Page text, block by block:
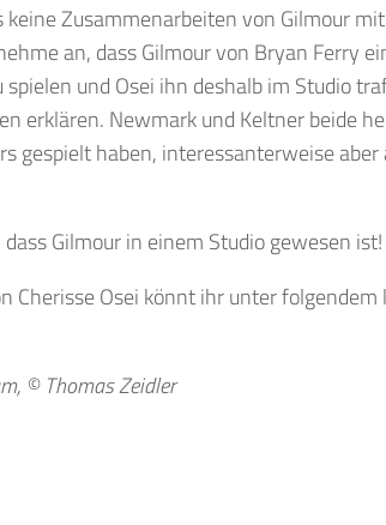
Zusammenarbeiten von Gilmour
an, dass Gilmour von Bryan Ferry
und Osei ihn deshalb im Studio
erklären. Newmark und Keltner beide
gespielt haben, interessanterweise aber
Gilmour in einem Studio gewesen ist!
Cherisse Osei könnt ihr unter
© Thomas Zeidler